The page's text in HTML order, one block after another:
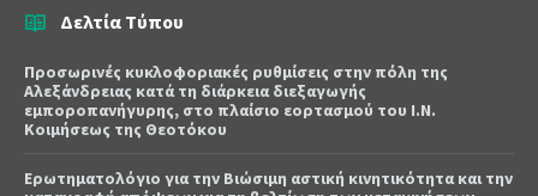
Δελτία Τύπου
Προσωρινές κυκλοφοριακές ρυθμίσεις στην πόλη της
Αλεξάνδρειας κατά τη διάρκεια διεξαγωγής
εμποροπανήγυρης, στο πλαίσιο εορτασμού του Ι.Ν.
Κοιμήσεως της Θεοτόκου
Ερωτηματολόγιο για την Βιώσιμη αστική κινητικότητα και την